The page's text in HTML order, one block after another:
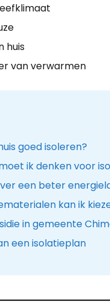
huis
van verwarmen
goed isoleren?
ik denken voor
een beter
kan ik
in gemeente
een isolatieplan